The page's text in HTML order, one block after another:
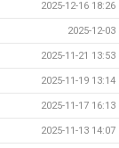
2025-12-16 18:26
2025-12-03
2025-11-21 13:53
2025-11-19 13:14
2025-11-17 16:13
2025-11-13 14:07